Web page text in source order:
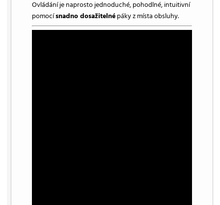
Ovládání je naprosto jednoduché, pohodlné, intuitivní
pomocísnadno dosažitelnépáky z místa obsluhy.